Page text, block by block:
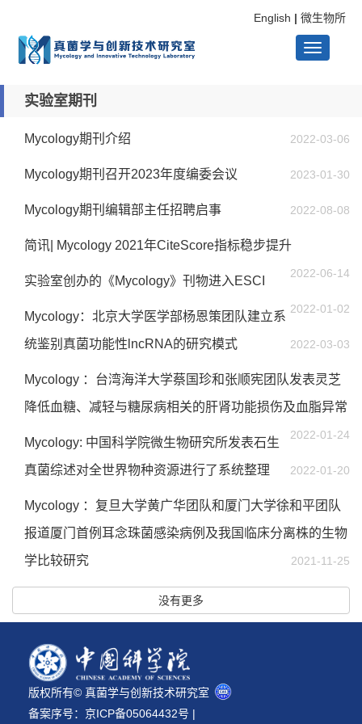
English | 微生物所
Toggle
实验室期刊
Mycology期刊介绍 2022-03-06
Mycology期刊召开2023年度编委会议 2023-01-30
Mycology期刊编辑部主任招聘启事 2022-08-08
简讯| Mycology 2021年CiteScore指标稳步提升
2022-06-14
实验室创办的《Mycology》刊物进入ESCI
2022-01-02
Mycology：北京大学医学部杨恩策团队建立系
统鉴别真菌功能性lncRNA的研究模式
2022-03-03
Mycology ：台湾海洋大学蔡国珍和张顺宪团队发表灵芝
降低血糖、减轻与糖尿病相关的肝肾功能损伤及血脂异常
2022-01-24
Mycology: 中国科学院微生物研究所发表石生
真菌综述对全世界物种资源进行了系统整理
2022-01-20
Mycology ：复旦大学黄广华团队和厦门大学徐和平团队
报道厦门首例耳念珠菌感染病例及我国临床分离株的生物
学比较研究
2021-11-25
没有更多
版权所有© 真菌学与创新技术研究室
备案序号： 京ICP备05064432号 |